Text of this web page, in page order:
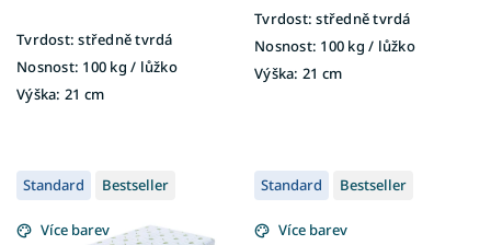
Tvrdost: středně tvrdá
Nosnost: 100 kg ​​​​​/ lůžko
Výška: 21 cm
Tvrdost: středně tvrdá
Nosnost: 100 kg​​​​​ / lůžko
Výška: 21 cm
Standard Bestseller
Více barev
Standard Bestseller
Více barev